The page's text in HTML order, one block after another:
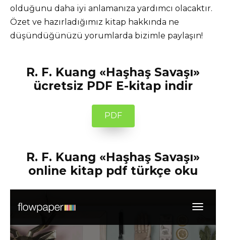
olduğunu daha iyi anlamanıza yardımcı olacaktır.
Özet ve hazırladığımız kitap hakkında ne
düşündüğünüzü yorumlarda bizimle paylaşın!
R. F. Kuang «Haşhaş Savaşı»
ücretsiz PDF E-kitap indir
PDF
R. F. Kuang «Haşhaş Savaşı»
online kitap pdf türkçe oku